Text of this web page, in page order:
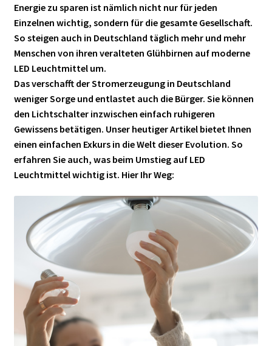
Energie zu sparen ist nämlich nicht nur für jeden
Einzelnen wichtig, sondern für die gesamte Gesellschaft.
So steigen auch in Deutschland täglich mehr und mehr
Menschen von ihren veralteten Glühbirnen auf moderne
LED Leuchtmittel um.
Das verschafft der Stromerzeugung in Deutschland
weniger Sorge und entlastet auch die Bürger. Sie können
den Lichtschalter inzwischen einfach ruhigeren
Gewissens betätigen. Unser heutiger Artikel bietet Ihnen
einen einfachen Exkurs in die Welt dieser Evolution. So
erfahren Sie auch, was beim Umstieg auf LED
Leuchtmittel wichtig ist. Hier Ihr Weg: